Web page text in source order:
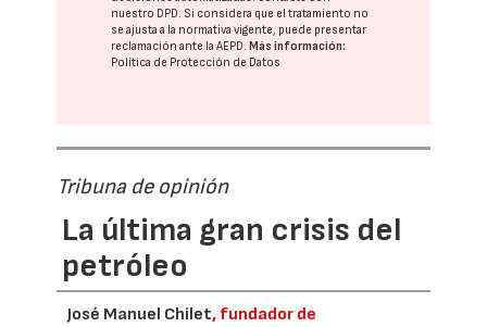
nuestro DPD. Si considera que el tratamiento no
se ajusta a la normativa vigente, puede presentar
reclamación ante laAEPD. Más información:
Política de Protección de Datos
Tribuna de opinión
La última gran crisis del
petróleo
José Manuel Chilet, fundador de